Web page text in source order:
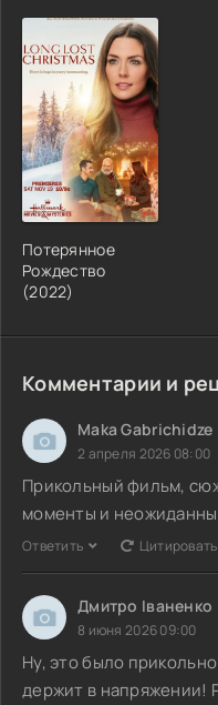
Потерянное
Рождество
(2022)
Комментарии и
Maka Gabrichidze
2 апреля 2026 08:00
Прикольный фильм,
моменты и
Ответить Цитировать
Дмитро Іваненко
8 июня 2026 09:00
Ну, это было
держит в напряжении!